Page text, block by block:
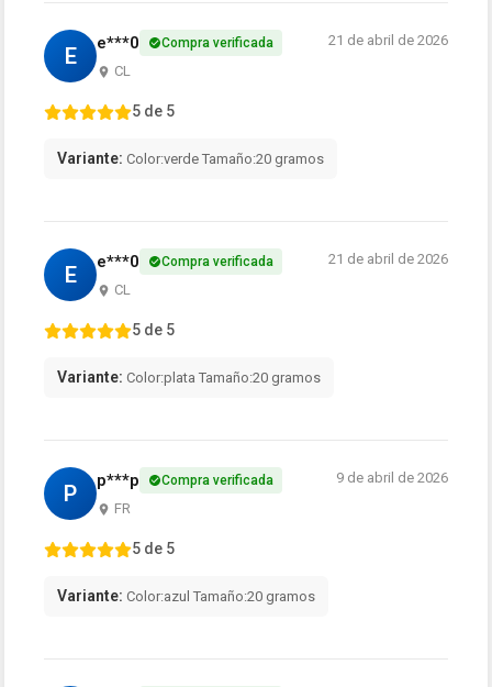
E e***0 Compra verificada
CL
21 de abril de 2026
5 de 5
Variante: Color:verde Tamaño:20 gramos
E e***0 Compra verificada
CL
21 de abril de 2026
5 de 5
Variante: Color:plata Tamaño:20 gramos
P p***p Compra verificada
FR
9 de abril de 2026
5 de 5
Variante: Color:azul Tamaño:20 gramos